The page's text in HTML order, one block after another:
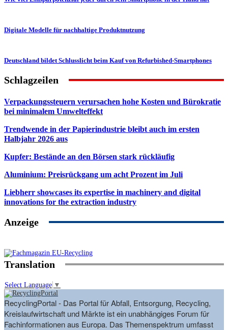
Digitale Modelle für nachhaltige Produktnutzung
Deutschland bildet Schlusslicht beim Kauf von Refurbished-Smartphones
Schlagzeilen
Verpackungssteuern verursachen hohe Kosten und Bürokratie
bei minimalem Umwelteffekt
Trendwende in der Papierindustrie bleibt auch im ersten
Halbjahr 2026 aus
Kupfer: Bestände an den Börsen stark rückläufig
Aluminium: Preisrückgang um acht Prozent im Juli
Liebherr showcases its expertise in machinery and digital
innovations for the extraction industry
Anzeige
Translation
Select Language ▼
RecyclingPortal - Das Portal für Abfall, Entsorgung, Recycling,
Kreislaufwirtschaft und Märkte ist ein unabhängiges Forum für
Fachinformationen aus Europa. Das Themenspektrum umfasst